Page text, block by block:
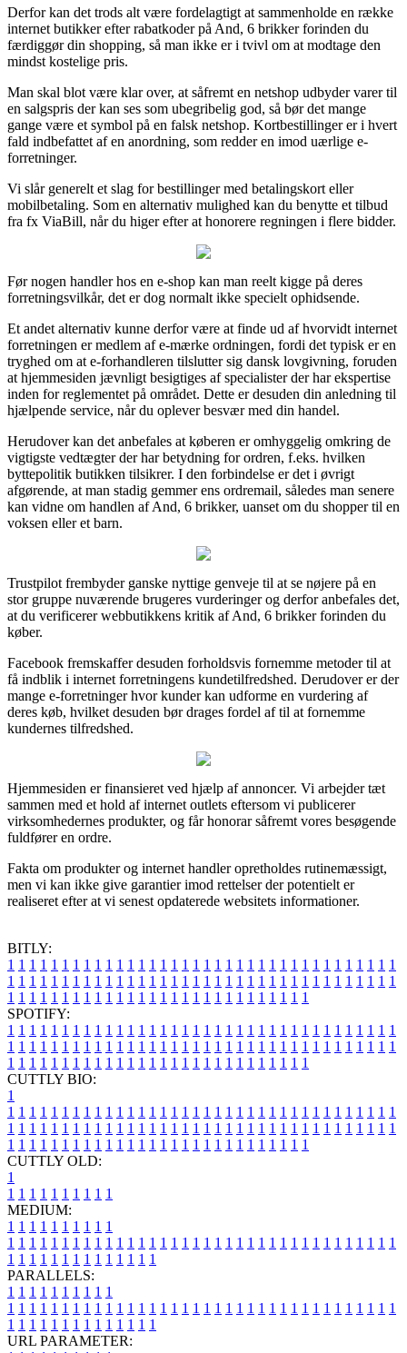
Derfor kan det trods alt være fordelagtigt at sammenholde en række
internet butikker efter rabatkoder på And, 6 brikker forinden du
færdiggør din shopping, så man ikke er i tvivl om at modtage den
mindst kostelige pris.
Man skal blot være klar over, at såfremt en netshop udbyder varer til
en salgspris der kan ses som ubegribelig god, så bør det mange
gange være et symbol på en falsk netshop. Kortbestillinger er i hvert
fald indbefattet af en anordning, som redder en imod uærlige e-
forretninger.
Vi slår generelt et slag for bestillinger med betalingskort eller
mobilbetaling. Som en alternativ mulighed kan du benytte et tilbud
fra fx ViaBill, når du higer efter at honorere regningen i flere bidder.
Før nogen handler hos en e-shop kan man reelt kigge på deres
forretningsvilkår, det er dog normalt ikke specielt ophidsende.
Et andet alternativ kunne derfor være at finde ud af hvorvidt internet
forretningen er medlem af e-mærke ordningen, fordi det typisk er en
tryghed om at e-forhandleren tilslutter sig dansk lovgivning, foruden
at hjemmesiden jævnligt besigtiges af specialister der har ekspertise
inden for reglementet på området. Dette er desuden din anledning til
hjælpende service, når du oplever besvær med din handel.
Herudover kan det anbefales at køberen er omhyggelig omkring de
vigtigste vedtægter der har betydning for ordren, f.eks. hvilken
byttepolitik butikken tilsikrer. I den forbindelse er det i øvrigt
afgørende, at man stadig gemmer ens ordremail, således man senere
kan vidne om handlen af And, 6 brikker, uanset om du shopper til en
voksen eller et barn.
Trustpilot frembyder ganske nyttige genveje til at se nøjere på en
stor gruppe nuværende brugeres vurderinger og derfor anbefales det,
at du verificerer webbutikkens kritik af And, 6 brikker forinden du
køber.
Facebook fremskaffer desuden forholdsvis fornemme metoder til at
få indblik i internet forretningens kundetilfredshed. Derudover er der
mange e-forretninger hvor kunder kan udforme en vurdering af
deres køb, hvilket desuden bør drages fordel af til at fornemme
kundernes tilfredshed.
Hjemmesiden er finansieret ved hjælp af annoncer. Vi arbejder tæt
sammen med et hold af internet outlets eftersom vi publicerer
virksomhedernes produkter, og får honorar såfremt vores besøgende
fuldfører en ordre.
Fakta om produkter og internet handler opretholdes rutinemæssigt,
men vi kan ikke give garantier imod rettelser der potentielt er
realiseret efter at vi senest opdaterede websitets informationer.
BITLY:
1 1 1 1 1 1 1 1 1 1 1 1 1 1 1 1 1 1 1 1 1 1 1 1 1 1 1 1 1 1 1 1 1 1 1 1
1 1 1 1 1 1 1 1 1 1 1 1 1 1 1 1 1 1 1 1 1 1 1 1 1 1 1 1 1 1 1 1 1 1 1 1
1 1 1 1 1 1 1 1 1 1 1 1 1 1 1 1 1 1 1 1 1 1 1 1 1 1 1 1
SPOTIFY:
1 1 1 1 1 1 1 1 1 1 1 1 1 1 1 1 1 1 1 1 1 1 1 1 1 1 1 1 1 1 1 1 1 1 1 1
1 1 1 1 1 1 1 1 1 1 1 1 1 1 1 1 1 1 1 1 1 1 1 1 1 1 1 1 1 1 1 1 1 1 1 1
1 1 1 1 1 1 1 1 1 1 1 1 1 1 1 1 1 1 1 1 1 1 1 1 1 1 1 1
CUTTLY BIO:
1
1 1 1 1 1 1 1 1 1 1 1 1 1 1 1 1 1 1 1 1 1 1 1 1 1 1 1 1 1 1 1 1 1 1 1 1
1 1 1 1 1 1 1 1 1 1 1 1 1 1 1 1 1 1 1 1 1 1 1 1 1 1 1 1 1 1 1 1 1 1 1 1
1 1 1 1 1 1 1 1 1 1 1 1 1 1 1 1 1 1 1 1 1 1 1 1 1 1 1 1
CUTTLY OLD:
1
1 1 1 1 1 1 1 1 1 1
MEDIUM:
1 1 1 1 1 1 1 1 1 1
1 1 1 1 1 1 1 1 1 1 1 1 1 1 1 1 1 1 1 1 1 1 1 1 1 1 1 1 1 1 1 1 1 1 1 1
1 1 1 1 1 1 1 1 1 1 1 1 1 1
PARALLELS:
1 1 1 1 1 1 1 1 1 1
1 1 1 1 1 1 1 1 1 1 1 1 1 1 1 1 1 1 1 1 1 1 1 1 1 1 1 1 1 1 1 1 1 1 1 1
1 1 1 1 1 1 1 1 1 1 1 1 1 1
URL PARAMETER: